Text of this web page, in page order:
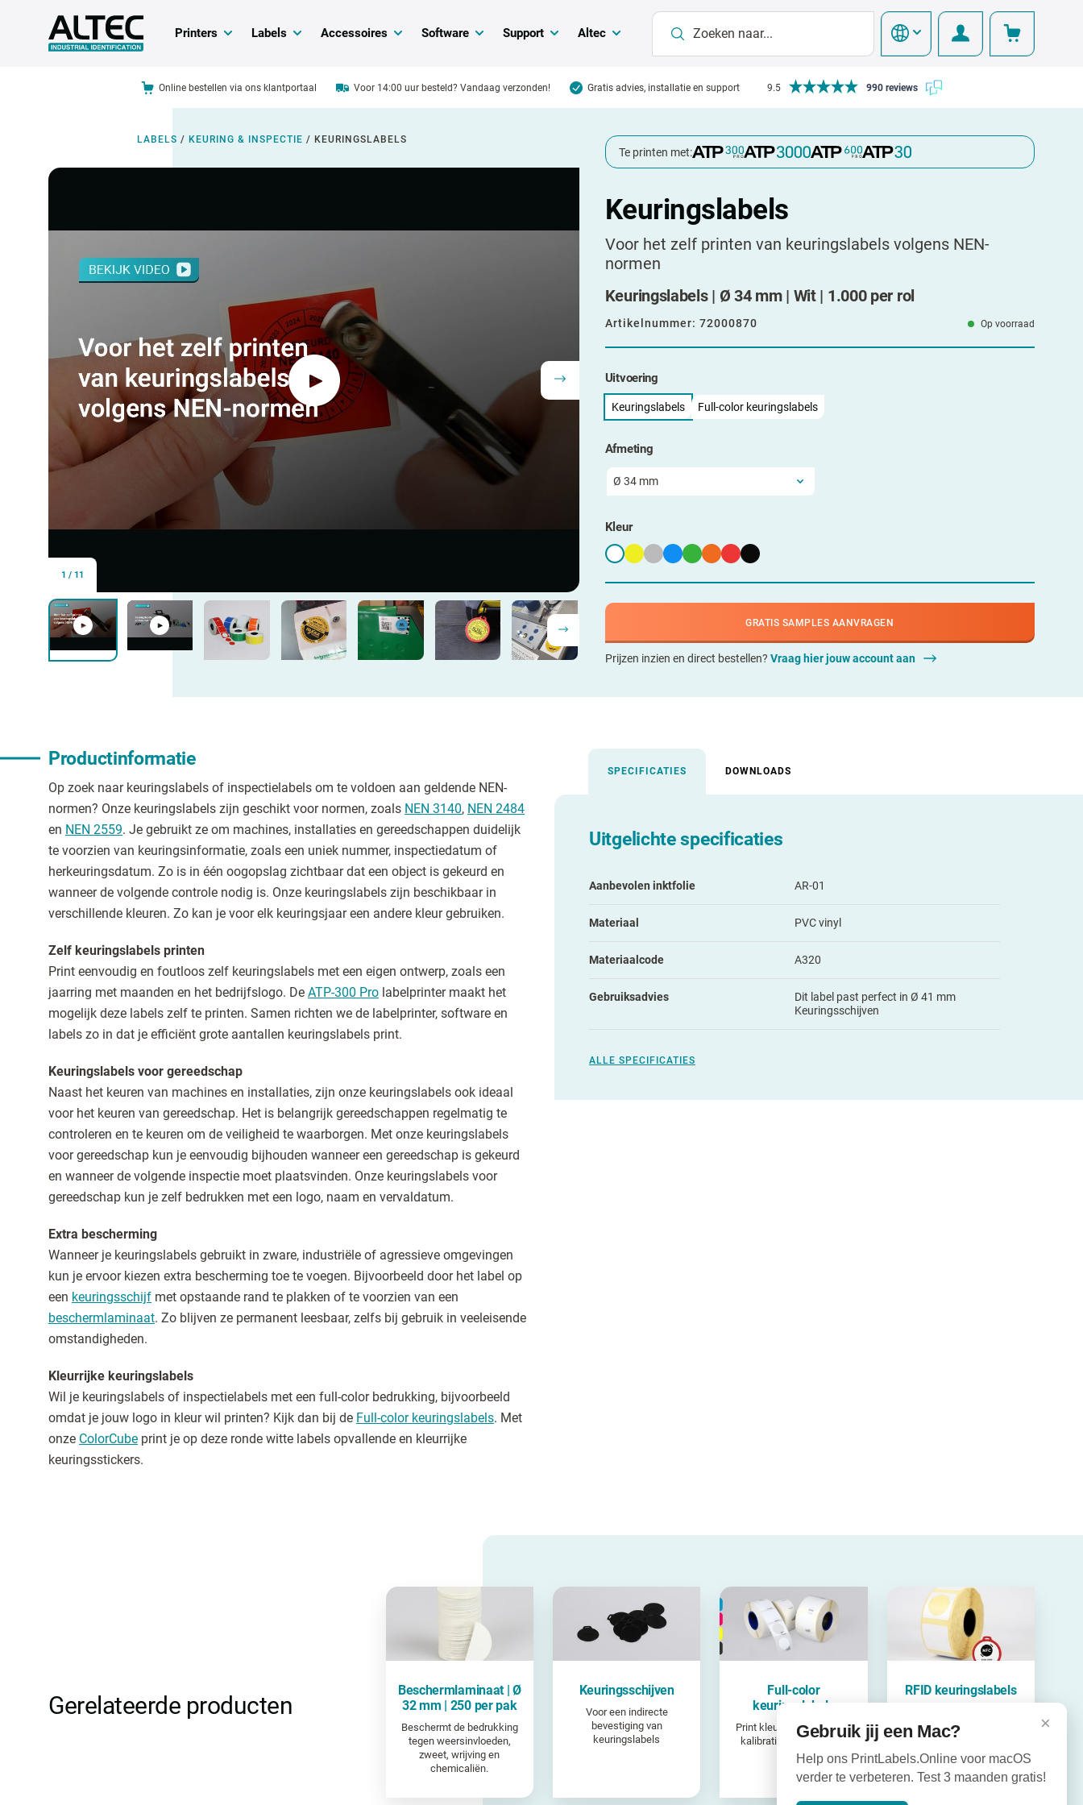
Printers Labels Accessoires Software Support Altec
Online bestellen via ons klantportaal Voor 14:00 uur besteld? Vandaag verzonden! Gratis advies, installatie en support 9.5 990 reviews
LABELS / KEURING & INSPECTIE / KEURINGSLABELS
1 / 11
Te printen met:
Keuringslabels
Voor het zelf printen van keuringslabels volgens NEN-
normen
Keuringslabels | Ø 34 mm | Wit | 1.000 per rol
Artikelnummer: 72000870 Op voorraad
Uitvoering
Keuringslabels Full-color keuringslabels
Afmeting
Kleur
GRATIS SAMPLES AANVRAGEN
Prijzen inzien en direct bestellen? Vraag hier jouw account aan
Productinformatie
Op zoek naar keuringslabels of inspectielabels om te voldoen aan geldende NEN-
normen? Onze keuringslabels zijn geschikt voor normen, zoals NEN 3140, NEN 2484
en NEN 2559. Je gebruikt ze om machines, installaties en gereedschappen duidelijk
te voorzien van keuringsinformatie, zoals een uniek nummer, inspectiedatum of
herkeuringsdatum. Zo is in één oogopslag zichtbaar dat een object is gekeurd en
wanneer de volgende controle nodig is. Onze keuringslabels zijn beschikbaar in
verschillende kleuren. Zo kan je voor elk keuringsjaar een andere kleur gebruiken.
Zelf keuringslabels printen
Print eenvoudig en foutloos zelf keuringslabels met een eigen ontwerp, zoals een
jaarring met maanden en het bedrijfslogo. De ATP-300 Pro labelprinter maakt het
mogelijk deze labels zelf te printen. Samen richten we de labelprinter, software en
labels zo in dat je efficiënt grote aantallen keuringslabels print.
Keuringslabels voor gereedschap
Naast het keuren van machines en installaties, zijn onze keuringslabels ook ideaal
voor het keuren van gereedschap. Het is belangrijk gereedschappen regelmatig te
controleren en te keuren om de veiligheid te waarborgen. Met onze keuringslabels
voor gereedschap kun je eenvoudig bijhouden wanneer een gereedschap is gekeurd
en wanneer de volgende inspectie moet plaatsvinden. Onze keuringslabels voor
gereedschap kun je zelf bedrukken met een logo, naam en vervaldatum.
Extra bescherming
Wanneer je keuringslabels gebruikt in zware, industriële of agressieve omgevingen
kun je ervoor kiezen extra bescherming toe te voegen. Bijvoorbeeld door het label op
een keuringsschijf met opstaande rand te plakken of te voorzien van een
beschermlaminaat. Zo blijven ze permanent leesbaar, zelfs bij gebruik in veeleisende
omstandigheden.
Kleurrijke keuringslabels
Wil je keuringslabels of inspectielabels met een full-color bedrukking, bijvoorbeeld
omdat je jouw logo in kleur wil printen? Kijk dan bij de Full-color keuringslabels. Met
onze ColorCube print je op deze ronde witte labels opvallende en kleurrijke
keuringsstickers.
SPECIFICATIES DOWNLOADS
Uitgelichte specificaties
Aanbevolen inktfolie AR-01
Materiaal PVC vinyl
Materiaalcode A320
Gebruiksadvies
Dit label past perfect in Ø 41 mm
Keuringsschijven
ALLE SPECIFICATIES
Gerelateerde producten
Beschermlaminaat | Ø
32 mm | 250 per pak
Beschermt de bedrukking
tegen weersinvloeden,
zweet, wrijving en
chemicaliën.
Keuringsschijven
Voor een indirecte
bevestiging van
keuringslabels
Full-color
keuringslabels
Print kleurrijke inspectie-,
kalibratie- of NEN-3140
labels
RFID keuringslabels
technologie
×
Gebruik jij een Mac?
Help ons PrintLabels.Online voor macOS
verder te verbeteren. Test 3 maanden gratis!